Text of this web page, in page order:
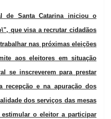
de Santa Catarina iniciou o
que visa a recrutar cidadãos
nas próximas eleições
aos eleitores em situação
se inscreverem para prestar
e na apuração dos
dos serviços das mesas
o eleitor a participar